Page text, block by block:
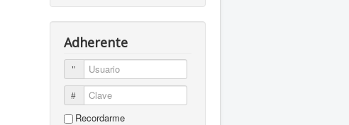
Adherente
Usuario
Clave
Recordarme